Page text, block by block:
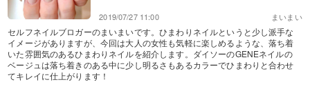
まいまい
2019/07/27 11:00
セルフネイルブロガーのまいまいです。ひまわりネイルというと少し派手な
イメージがありますが、今回は大人の女性も気軽に楽しめるような、落ち着
いた雰囲気のあるひまわりネイルを紹介します。ダイソーのGENEネイルの
ベージュは落ち着きのある中に少し明るさもあるカラーでひまわりと合わせ
てキレイに仕上がります！